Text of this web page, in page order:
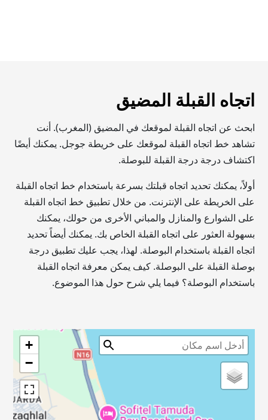
اتجاه القبلة المضيق
ابحث عن اتجاه القبلة لموقعك في المضيق (المغرب). أنت
تشاهد خط اتجاه القبلة لموقعك على خريطة جوجل. يمكنك أيضًا
اكتشاف درجة درجة القبلة للبوصلة.
أولاً، يمكنك تحديد اتجاه قبلتك بسرعة باستخدام خط اتجاه القبلة
على الخريطة على الإنترنت. من خلال تطبيق خط اتجاه القبلة
على الشوارع والمنازل والمباني الأخرى من حولك، يمكنك
بسهولة العثور على اتجاه القبلة الخاص بك. يمكنك أيضاً تحديد
اتجاه القبلة باستخدام البوصلة. لهذا، يجب عليك تطبيق درجة
بوصلة القبلة على البوصلة. كيف يمكن معرفة اتجاه القبلة
باستخدام البوصلة؟ فيما يلي شرح حول هذا الموضوع.
+
−